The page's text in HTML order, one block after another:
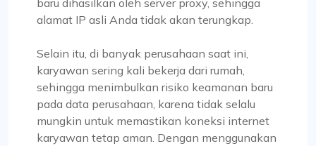
baru dihasilkan oleh server proxy, sehingga
alamat IP asli Anda tidak akan terungkap.
Selain itu, di banyak perusahaan saat ini,
karyawan sering kali bekerja dari rumah,
sehingga menimbulkan risiko keamanan baru
pada data perusahaan, karena tidak selalu
mungkin untuk memastikan koneksi internet
karyawan tetap aman. Dengan menggunakan